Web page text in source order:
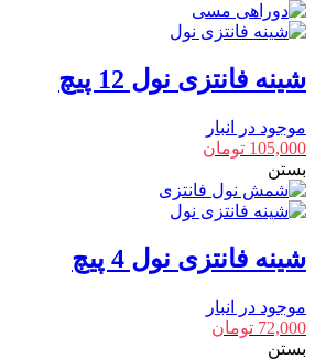
شینه فانتزی نول 12 پیچ
موجود در انبار
105,000 تومان
بستن
شینه فانتزی نول 4 پیچ
موجود در انبار
72,000 تومان
بستن